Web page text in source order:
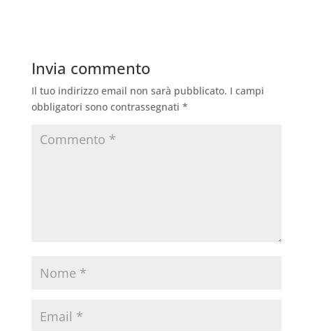
Invia commento
Il tuo indirizzo email non sarà pubblicato. I campi
obbligatori sono contrassegnati *